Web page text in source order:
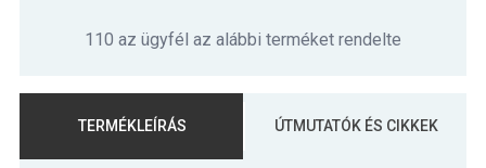
110 az ügyfél az alábbi terméket rendelte
TERMÉKLEÍRÁS ÚTMUTATÓK ÉS CIKKEK